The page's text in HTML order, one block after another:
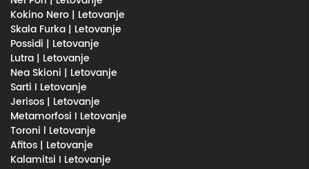
Kokino Nero | Letovanje
Skala Furka | Letovanje
Possidi | Letovanje
Lutra | Letovanje
Nea Skioni | Letovanje
Sarti I Letovanje
Jerisos | Letovanje
Metamorfosi I Letovanje
Toroni l Letovanje
Afitos | Letovanje
Kalamitsi I Letovanje